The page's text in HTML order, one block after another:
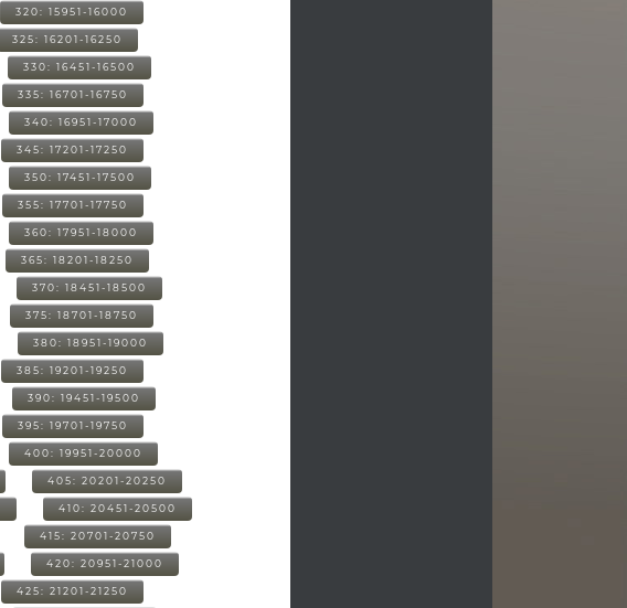
320: 15951-16000
325: 16201-16250
330: 16451-16500
335: 16701-16750
340: 16951-17000
345: 17201-17250
350: 17451-17500
355: 17701-17750
360: 17951-18000
365: 18201-18250
370: 18451-18500
375: 18701-18750
380: 18951-19000
385: 19201-19250
390: 19451-19500
395: 19701-19750
400: 19951-20000
405: 20201-20250
410: 20451-20500
415: 20701-20750
420: 20951-21000
425: 21201-21250